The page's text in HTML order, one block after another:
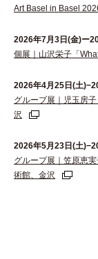
Art Basel in Basel
2026年7月3日(金)ー
個展｜山沢栄子「
2026年4月25日(土
グループ展｜児玉房
沢
2026年5月23日(土
グループ展｜笠原恵
術館、金沢